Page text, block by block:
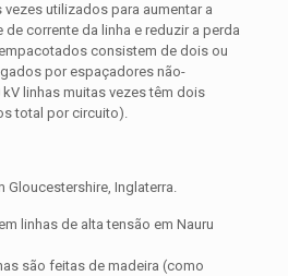
utilizados para aumentar a
corrente da linha e reduzir a perda
consistem de dois ou
por espaçadores não-
linhas muitas vezes têm dois
total por circuito).
Gloucestershire, Inglaterra.
linhas de alta tensão em Nauru
são feitas de madeira (como